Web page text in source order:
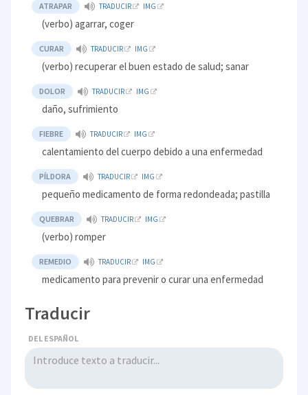
ATRAPAR TRADUCIR IMG
(verbo) agarrar, coger
CURAR TRADUCIR IMG
(verbo) recuperar el buen estado de salud; sanar
DOLOR TRADUCIR IMG
daño, sufrimiento
FIEBRE TRADUCIR IMG
calentamiento del cuerpo debido a una enfermedad
PÍLDORA TRADUCIR IMG
pequeño medicamento de forma redondeada; pastilla
QUEBRAR TRADUCIR IMG
(verbo) romper
REMEDIO TRADUCIR IMG
medicamento para prevenir o curar una enfermedad
Traducir
DEL ESPAÑOL